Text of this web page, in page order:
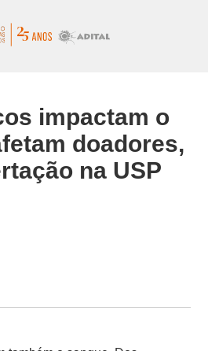
impactam o
doadores,
na USP